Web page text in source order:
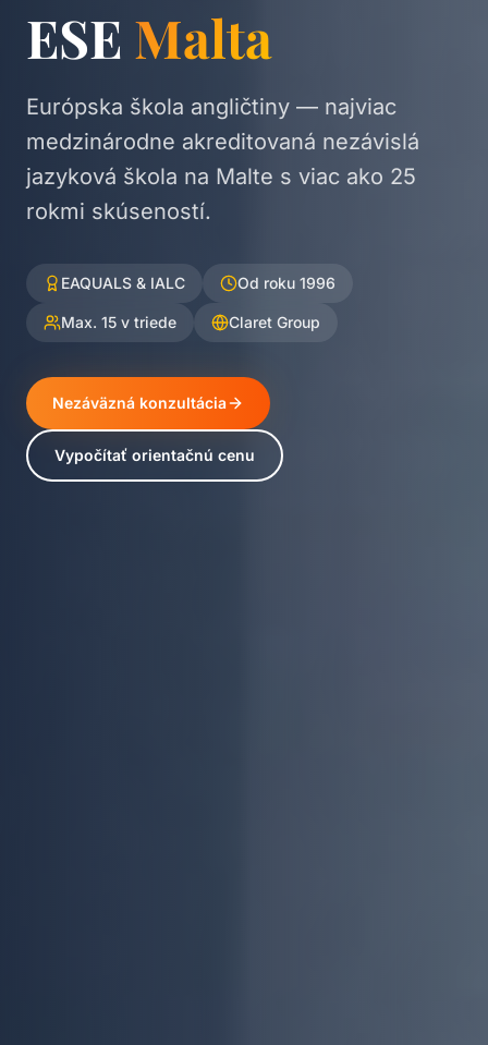
ESE Malta
Európska škola angličtiny — najviac
medzinárodne akreditovaná nezávislá
jazyková škola na Malte s viac ako 25
rokmi skúseností.
EAQUALS & IALC Od roku 1996
Max. 15 v triede Claret Group
Nezáväzná konzultácia
Vypočítať orientačnú cenu